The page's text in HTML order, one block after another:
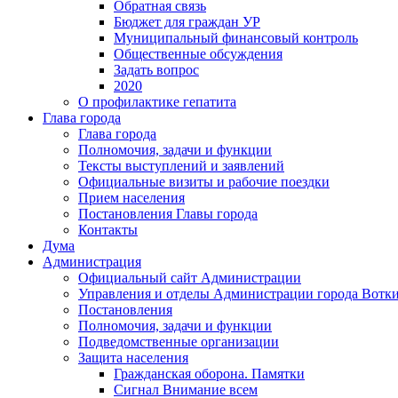
Обратная связь
Бюджет для граждан УР
Муниципальный финансовый контроль
Общественные обсуждения
Задать вопрос
2020
О профилактике гепатита
Глава города
Глава города
Полномочия, задачи и функции
Тексты выступлений и заявлений
Официальные визиты и рабочие поездки
Прием населения
Постановления Главы города
Контакты
Дума
Администрация
Официальный сайт Администрации
Управления и отделы Администрации города
Постановления
Полномочия, задачи и функции
Подведомственные организации
Защита населения
Гражданская оборона. Памятки
Сигнал Внимание всем